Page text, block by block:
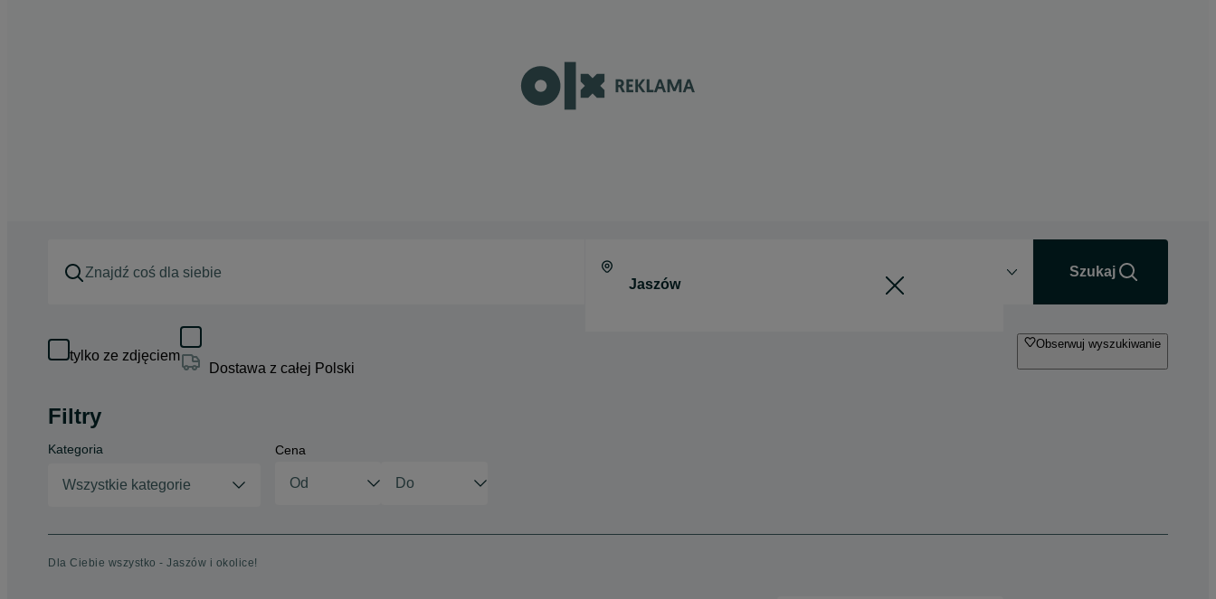
Szukaj
tylko ze zdjęciem
Dostawa z całej Polski
Obserwuj wyszukiwanie
Filtry
Kategoria
Wszystkie kategorie
Cena
Dla Ciebie wszystko - Jaszów i okolice!